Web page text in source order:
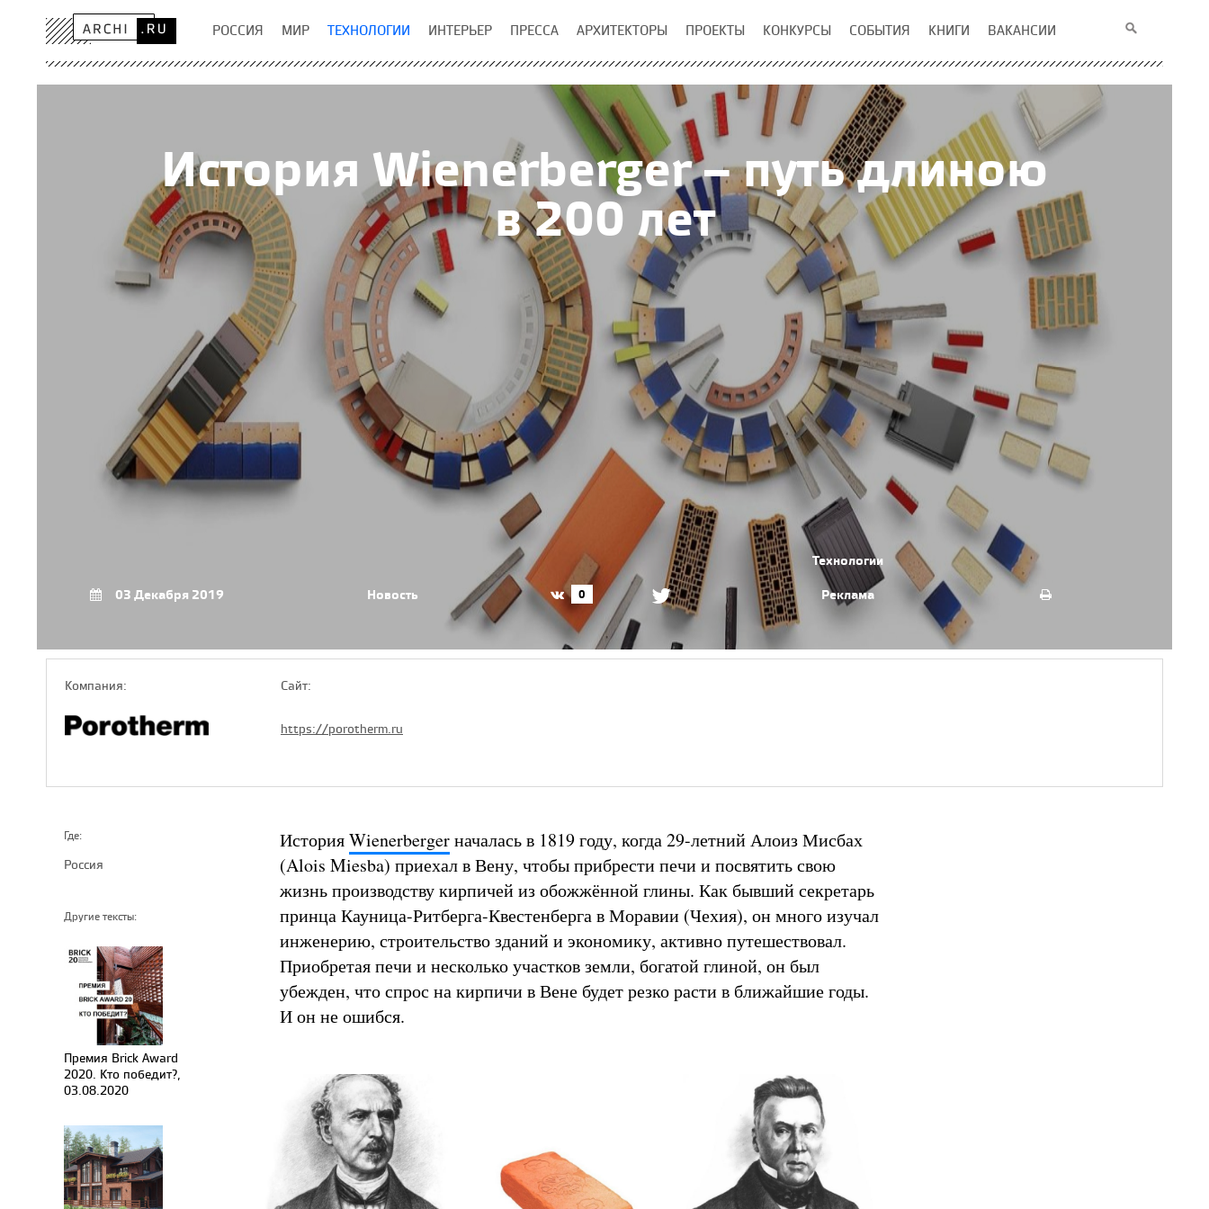
РОССИЯ МИР ТЕХНОЛОГИИ ИНТЕРЬЕР ПРЕССА АРХИТЕКТОРЫ ПРОЕКТЫ КОНКУРСЫ СОБЫТИЯ КНИГИ ВАКАНСИИ
История Wienerberger – путь длиною
в 200 лет
03 Декабря 2019 Новость 0
Технологии
Реклама
Компaния: Сайт:
https://porotherm.ru
Где:
Россия
Другие тексты:
Премия Brick Award
2020. Кто победит?,
03.08.2020
ИсторияWienerbergerначалась в 1819 году, когда 29-летний Алоиз Мисбах
(Alois Miesba) приехал в Вену, чтобы прибрести печи и посвятить свою
жизнь производству кирпичей из обожжённой глины. Как бывший секретарь
принца Кауница-Ритберга-Квестенберга в Моравии (Чехия), он много изучал
инженерию, строительство зданий и экономику, активно путешествовал.
Приобретая печи и несколько участков земли, богатой глиной, он был
убежден, что спрос на кирпичи в Вене будет резко расти в ближайшие годы.
И он не ошибся.